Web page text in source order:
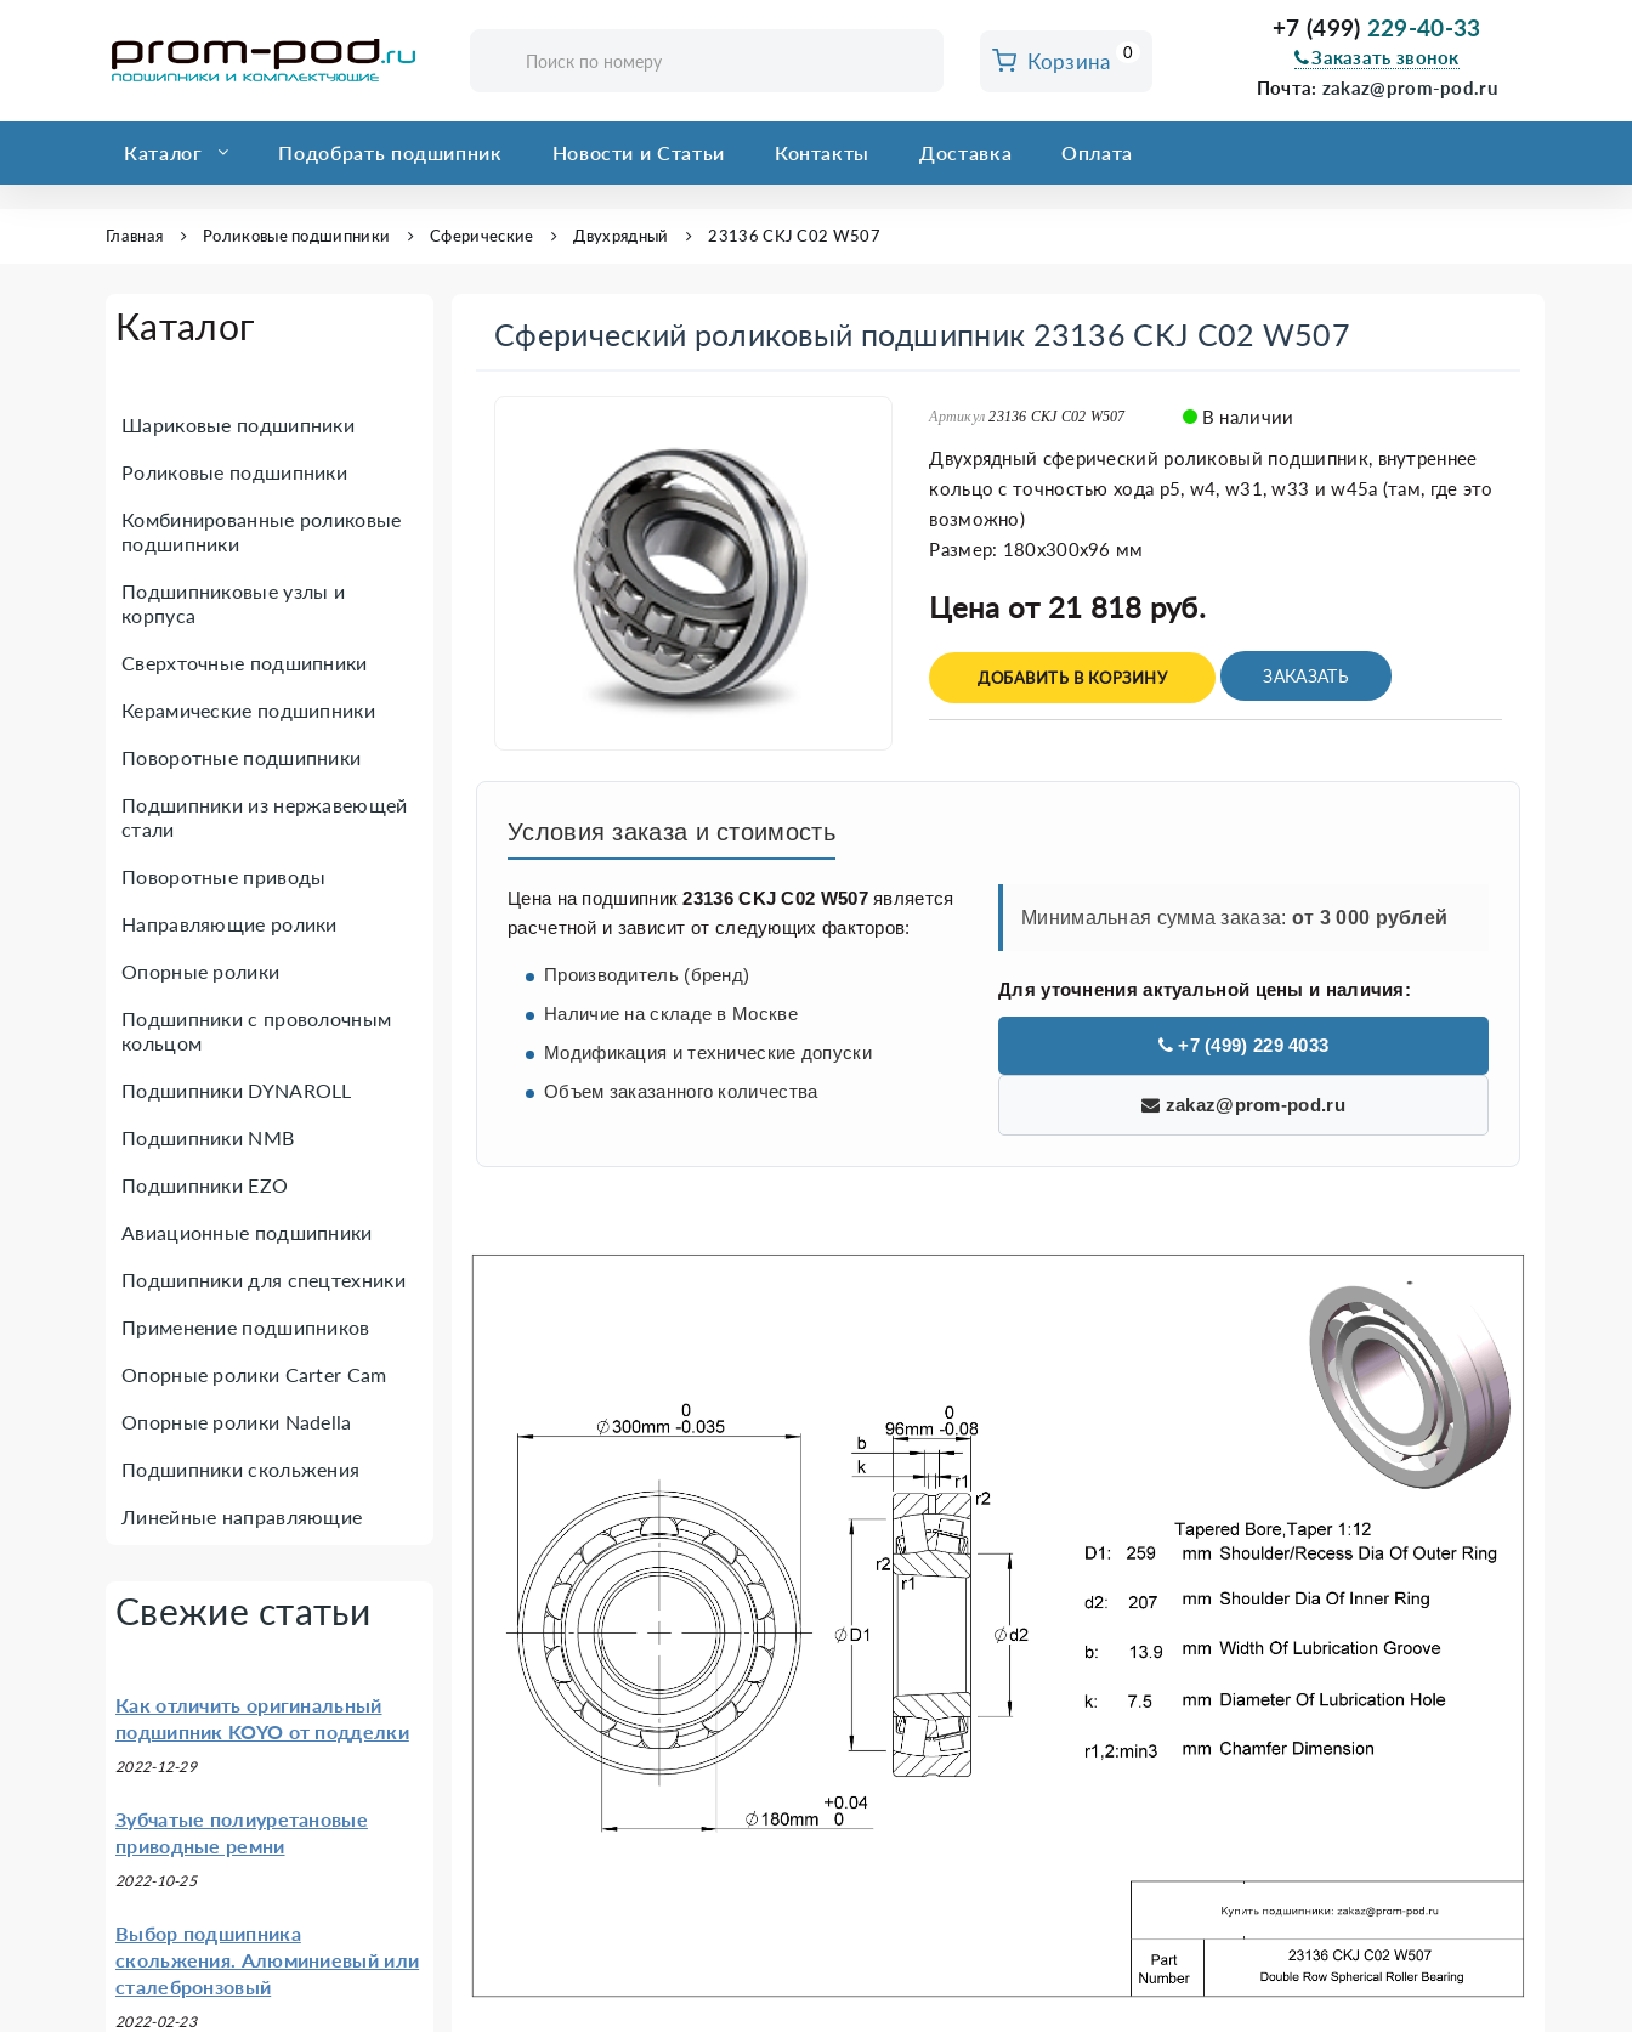
Корзина 0
+7 (499) 229-40-33
Заказать звонок
Почта: zakaz@prom-pod.ru
Каталог Подобрать подшипник Новости и Статьи Контакты Доставка Оплата
Главная Роликовые подшипники Сферические Двухрядный 23136 CKJ C02 W507
Каталог
Шариковые подшипники
Роликовые подшипники
Комбинированные роликовые
подшипники
Подшипниковые узлы и
корпуса
Сверхточные подшипники
Керамические подшипники
Поворотные подшипники
Подшипники из нержавеющей
стали
Поворотные приводы
Направляющие ролики
Опорные ролики
Подшипники с проволочным
кольцом
Подшипники DYNAROLL
Подшипники NMB
Подшипники EZO
Авиационные подшипники
Подшипники для спецтехники
Применение подшипников
Опорные ролики Carter Cam
Опорные ролики Nadella
Подшипники скольжения
Линейные направляющие
Свежие статьи
Как отличить оригинальный
подшипник KOYO от подделки
2022-12-29
Зубчатые полиуретановые
приводные ремни
2022-10-25
Выбор подшипника
скольжения. Алюминиевый или
сталебронзовый
2022-02-23
Сферический роликовый подшипник 23136 CKJ C02 W507
Артикул 23136 CKJ C02 W507
В наличии
Двухрядный сферический роликовый подшипник, внутреннее
кольцо с точностью хода p5, w4, w31, w33 и w45a (там, где это
возможно)
Размер: 180x300x96 мм
Цена от 21 818 руб.
ДОБАВИТЬ В КОРЗИНУ ЗАКАЗАТЬ
Условия заказа и стоимость
Цена на подшипник23136 CKJ C02 W507является
расчетной и зависит от следующих факторов:
Производитель (бренд)
Наличие на складе в Москве
Модификация и технические допуски
Объем заказанного количества
Минимальная сумма заказа: от 3 000 рублей
Для уточнения актуальной цены и наличия:
+7 (499) 229 4033
zakaz@prom-pod.ru